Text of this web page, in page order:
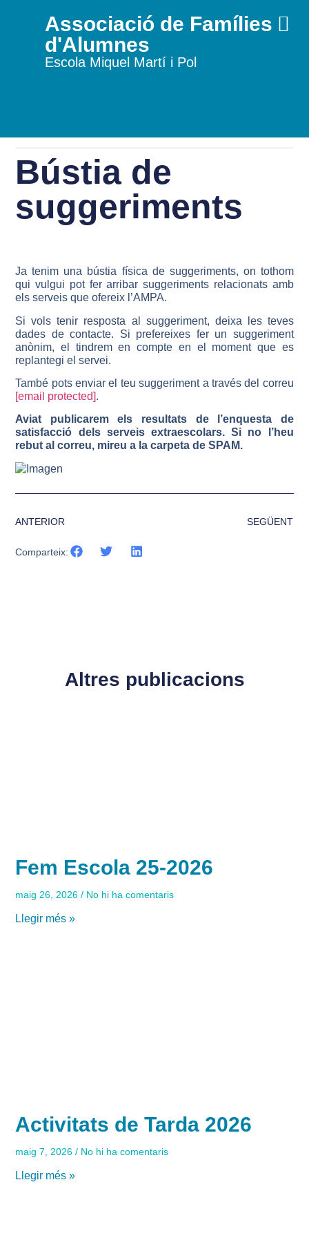
Associació de Famílies
d'Alumnes
Escola Miquel Martí i Pol
Bústia de
suggeriments
Ja tenim una bústia física de suggeriments, on tothom
qui vulgui pot fer arribar suggeriments relacionats amb
els serveis que ofereix l’AMPA.
Si vols tenir resposta al suggeriment, deixa les teves
dades de contacte. Si prefereixes fer un suggeriment
anònim, el tindrem en compte en el moment que es
replantegi el servei.
També pots enviar el teu suggeriment a través del correu
[email protected].
Aviat publicarem els resultats de l’enquesta de
satisfacció dels serveis extraescolars. Si no l’heu
rebut al correu, mireu a la carpeta de SPAM.
ANTERIOR SEGÜENT
Comparteix:
Altres publicacions
Fem Escola 25-2026
maig 26, 2026 No hi ha comentaris
Llegir més »
Activitats de Tarda 2026
maig 7, 2026 No hi ha comentaris
Llegir més »